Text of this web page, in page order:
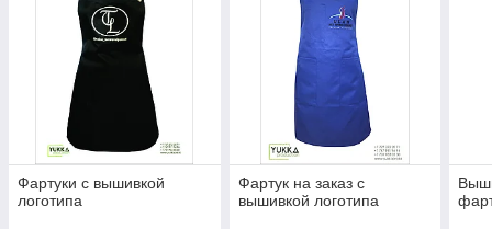
Фартуки с вышивкой
логотипа
Фартук на заказ с
вышивкой логотипа